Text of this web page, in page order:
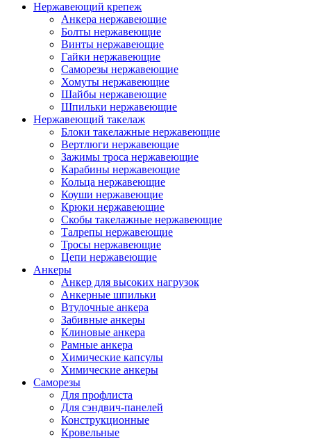
Нержавеющий крепеж
Анкера нержавеющие
Болты нержавеющие
Винты нержавеющие
Гайки нержавеющие
Саморезы нержавеющие
Хомуты нержавеющие
Шайбы нержавеющие
Шпильки нержавеющие
Нержавеющий такелаж
Блоки такелажные нержавеющие
Вертлюги нержавеющие
Зажимы троса нержавеющие
Карабины нержавеющие
Кольца нержавеющие
Коуши нержавеющие
Крюки нержавеющие
Скобы такелажные нержавеющие
Талрепы нержавеющие
Тросы нержавеющие
Цепи нержавеющие
Анкеры
Анкер для высоких нагрузок
Анкерные шпильки
Втулочные анкера
Забивные анкеры
Клиновые анкера
Рамные анкера
Химические капсулы
Химические анкеры
Саморезы
Для профлиста
Для сэндвич-панелей
Конструкционные
Кровельные